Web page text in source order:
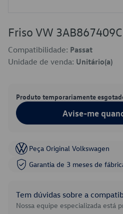
Friso VW
Compatibilidade: Passat
Unidade de venda: Unitário(a)
Produto temporariamente
Avise-me
Peça Original Volkswagen
Garantia de 3 meses de
Tem dúvidas sobre a
Nossa equipe especializada está